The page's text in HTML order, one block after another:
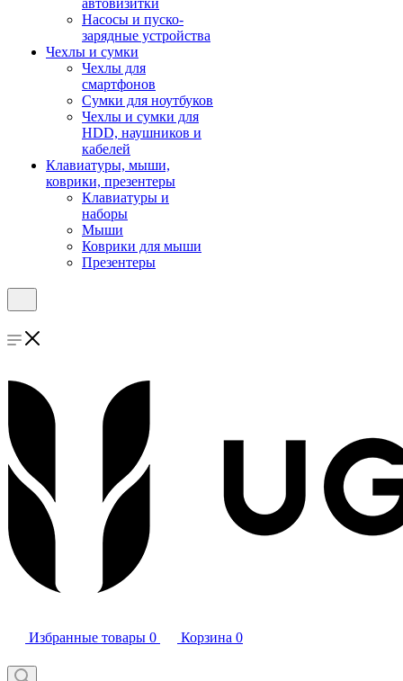
автовизитки
Насосы и пуско-
зарядные устройства
Чехлы и сумки
Чехлы для
смартфонов
Сумки для ноутбуков
Чехлы и сумки для
HDD, наушников и
кабелей
Клавиатуры, мыши,
коврики, презентеры
Клавиатуры и
наборы
Мыши
Коврики для мыши
Презентеры
Избранные товары 0 Корзина 0